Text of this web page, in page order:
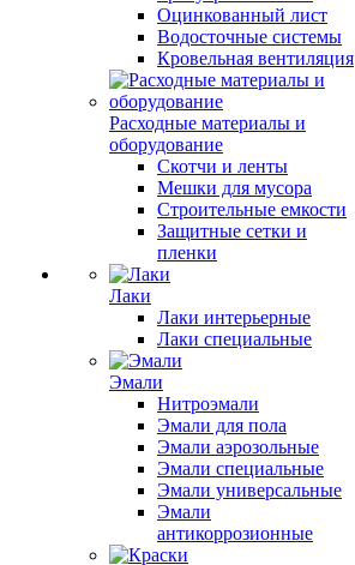
Оцинкованный лист
Водосточные системы
Кровельная вентиляция
Расходные материалы и
оборудование
Скотчи и ленты
Мешки для мусора
Строительные емкости
Защитные сетки и
пленки
Лаки
Лаки интерьерные
Лаки специальные
Эмали
Нитроэмали
Эмали для пола
Эмали аэрозольные
Эмали специальные
Эмали универсальные
Эмали
антикоррозионные